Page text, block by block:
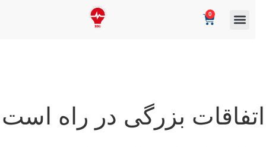
بزرگی در راه است